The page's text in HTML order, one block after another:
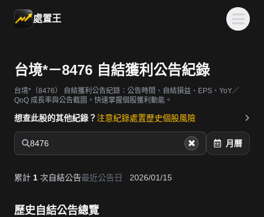
處置王
台境*－8476 自結獲利公告紀錄
台境*（8476）
自結獲利公告紀錄：公告時間、自結損益、EPS、YoY／
QoQ 成長率與公告截圖，快速掌握個股獲利動能。
想查此股的其他紀錄？ 注意紀錄處置歷史個股風險
8476 月曆
累計 1 次自結公告最近公告日 2026/01/15
歷史自結公告總覽